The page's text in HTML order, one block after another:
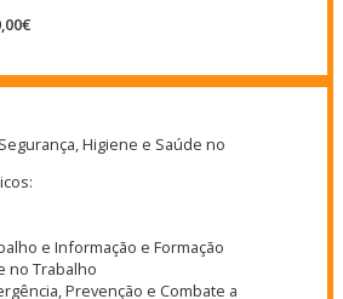
Higiene e Saúde no
e Informação e Formação
no Trabalho
Prevenção e Combate a